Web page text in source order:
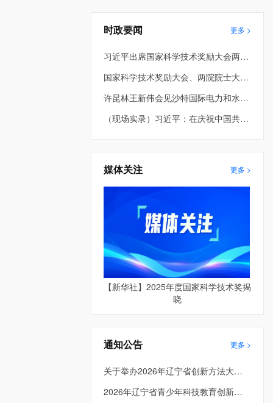
时政要闻 更多 >
习近平出席国家科学技术奖励大会两院院士大会中国科协第十一次全国代表大会并发表重要讲话
国家科学技术奖励大会、两院院士大会、中国科协第十一次全国代表大会在京召开。习近平为国家最高科学技术奖获得者等颁奖并发表重要讲话。
许昆林王新伟会见沙特国际电力和水务公司董事长穆罕默德·阿布纳扬
（现场实录）习近平：在庆祝中国共产党成立105周年大会上的讲话
媒体关注 更多 >
【新华社】2025年度国家科学技术奖揭
晓
通知公告 更多 >
关于举办2026年辽宁省创新方法大赛的预通知
2026年辽宁省青少年科技教育创新成果大赛成绩公示